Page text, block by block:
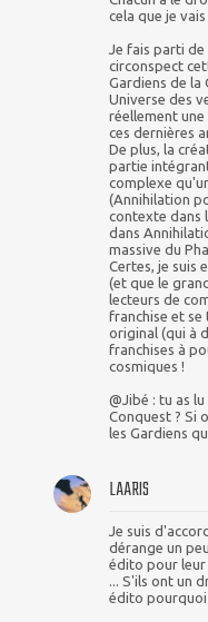
cela que je
Je fais parti
circonspect
Gardiens de la
Universe des
réellement
ces dernières
De plus, la
partie
complexe
(Annihilation
contexte dans
dans
massive du
Certes, je suis
(et que le
lecteurs de
franchise et
original (qui à
franchises à
cosmiques !
@Jibé : tu as
Conquest ? Si
les Gardiens
LAARIS
Je suis
dérange un
édito pour leur
... S'ils ont un
édito pourquoi